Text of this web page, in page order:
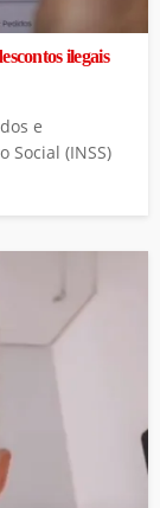
ilegais
e
Social (INSS)